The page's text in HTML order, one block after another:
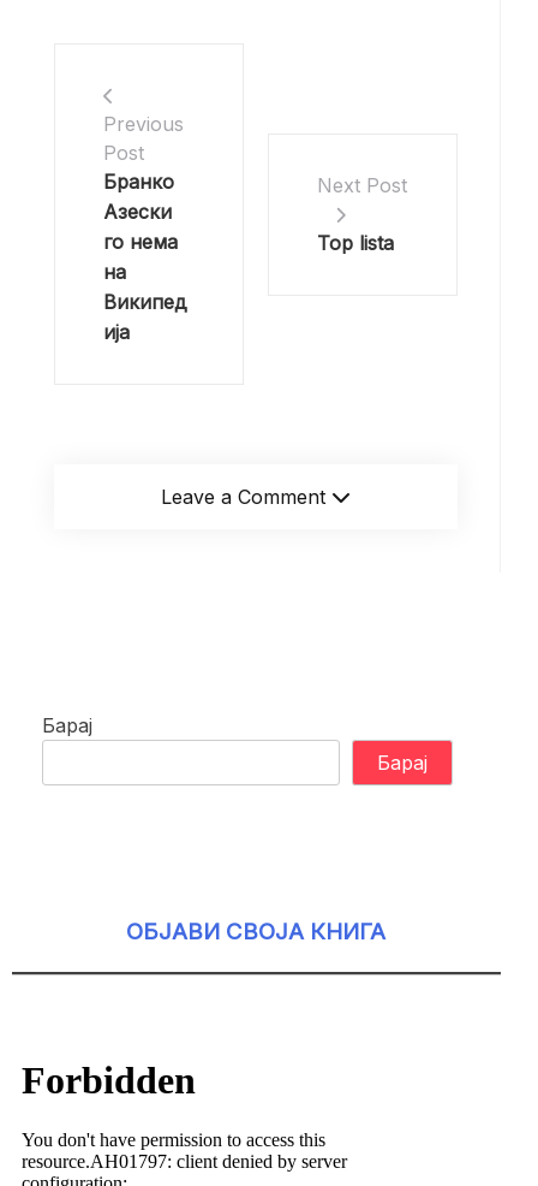
Previous
Post
Бранко
Азески
го нема
на
Википед
ија
Next Post
Top lista
Leave a Comment
Барај
Барај
ОБЈАВИ СВОЈА КНИГА